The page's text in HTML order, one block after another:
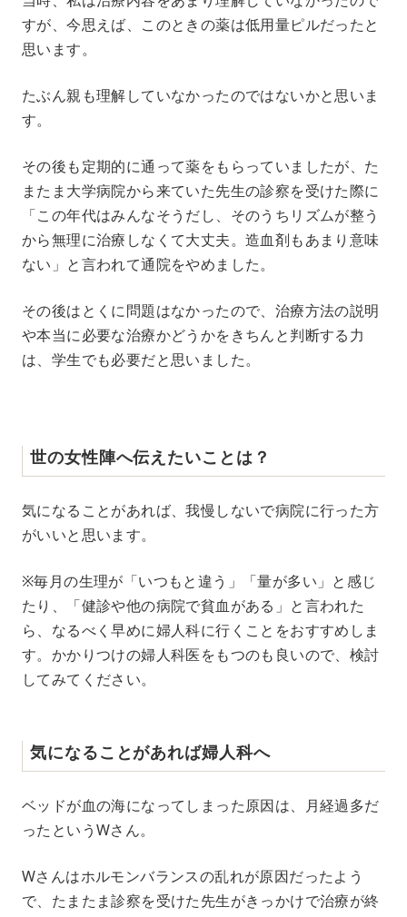
すが、今思えば、このときの薬は低用量ピルだったと
思います。
たぶん親も理解していなかったのではないかと思いま
す。
その後も定期的に通って薬をもらっていましたが、た
またま大学病院から来ていた先生の診察を受けた際に
「この年代はみんなそうだし、そのうちリズムが整う
から無理に治療しなくて大丈夫。造血剤もあまり意味
ない」と言われて通院をやめました。
その後はとくに問題はなかったので、治療方法の説明
や本当に必要な治療かどうかをきちんと判断する力
は、学生でも必要だと思いました。
世の女性陣へ伝えたいことは？
気になることがあれば、我慢しないで病院に行った方
がいいと思います。
※毎月の生理が「いつもと違う」「量が多い」と感じ
たり、「健診や他の病院で貧血がある」と言われた
ら、なるべく早めに婦人科に行くことをおすすめしま
す。かかりつけの婦人科医をもつのも良いので、検討
してみてください。
気になることがあれば婦人科へ
ベッドが血の海になってしまった原因は、月経過多だ
ったというWさん。
Wさんはホルモンバランスの乱れが原因だったよう
で、たまたま診察を受けた先生がきっかけで治療が終